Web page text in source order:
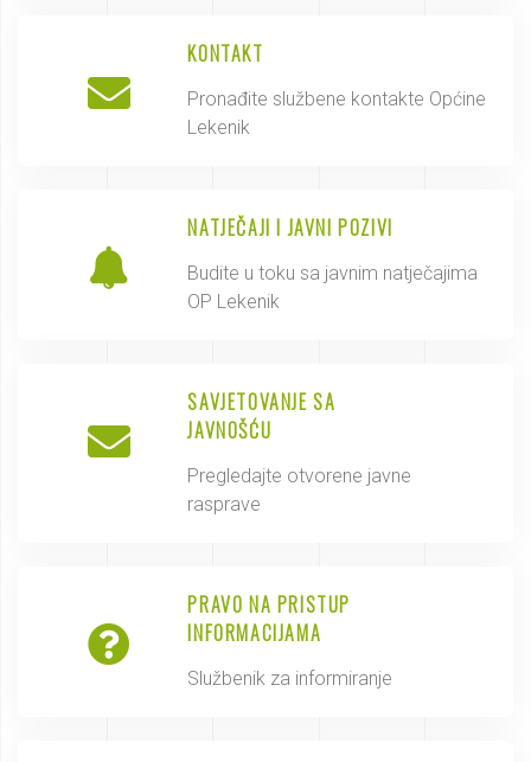
KONTAKT
Pronađite službene kontakte Općine
Lekenik
NATJEČAJI I JAVNI POZIVI
Budite u toku sa javnim natječajima
OP Lekenik
SAVJETOVANJE SA
JAVNOŠĆU
Pregledajte otvorene javne
rasprave
PRAVO NA PRISTUP
INFORMACIJAMA
Službenik za informiranje